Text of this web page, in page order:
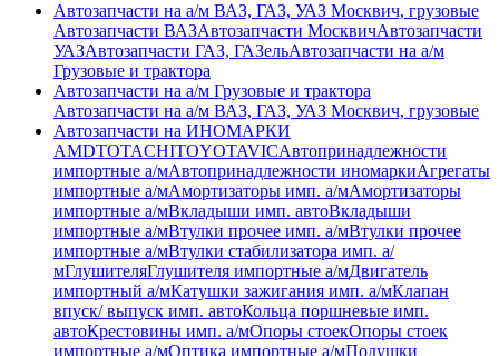
Автозапчасти на а/м ВАЗ, ГАЗ, УАЗ Москвич, грузовые
Автозапчасти ВАЗАвтозапчасти МосквичАвтозапчасти
УАЗАвтозапчасти ГАЗ, ГАЗельАвтозапчасти на а/м
Грузовые и трактора
Автозапчасти на а/м Грузовые и трактора
Автозапчасти на а/м ВАЗ, ГАЗ, УАЗ Москвич, грузовые
Автозапчасти на ИНОМАРКИ
AMDTOTACHITOYOTAVICАвтопринадлежности
импортные а/мАвтопринадлежности иномаркиАгрегаты
импортные а/мАмортизаторы имп. а/мАмортизаторы
импортные а/мВкладыши имп. автоВкладыши
импортные а/мВтулки прочее имп. а/мВтулки прочее
импортные а/мВтулки стабилизатора имп. а/
мГлушителяГлушителя импортные а/мДвигатель
импортный а/мКатушки зажигания имп. а/мКлапан
впуск/ выпуск имп. автоКольца поршневые имп.
автоКрестовины имп. а/мОпоры стоекОпоры стоек
импортные а/мОптика импортные а/мПодушки